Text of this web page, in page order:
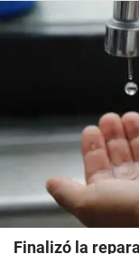
Finalizó la